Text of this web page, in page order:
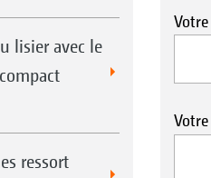
lisier avec le
ressort